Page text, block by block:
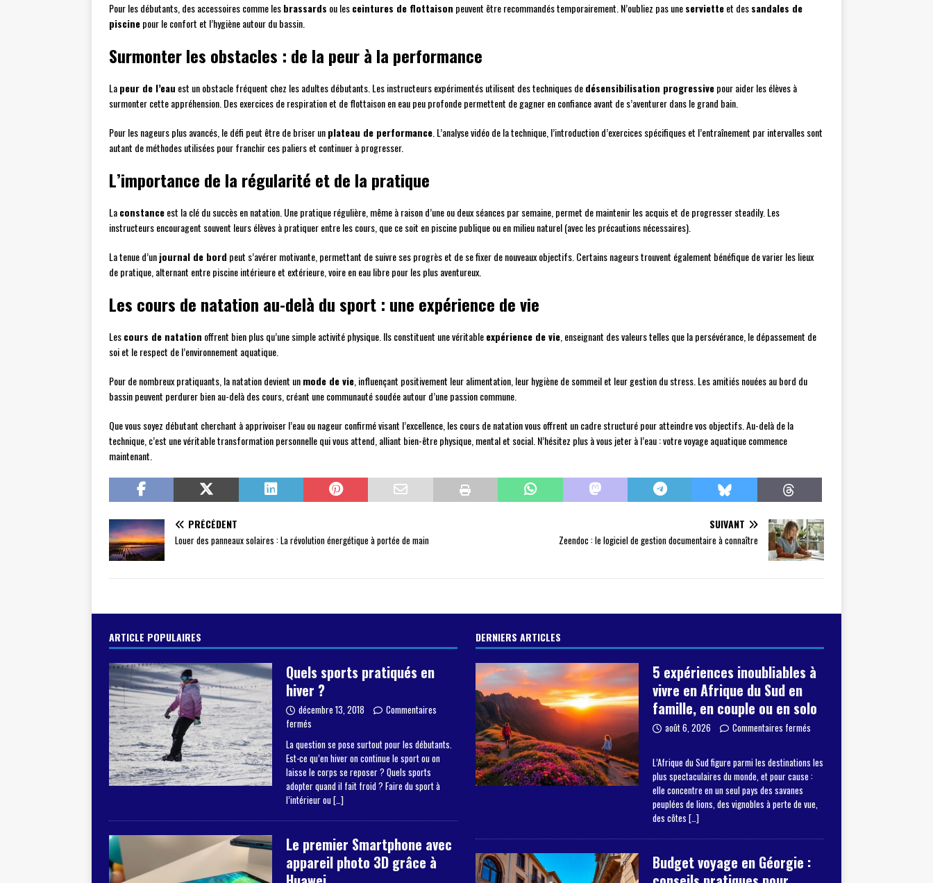
Pour les débutants, des accessoires comme lesbrassards ou lesceintures de flottaison peuvent être recommandés temporairement. N’oubliez pas uneservietteet dessandales de
piscinepour le confort et l’hygiène autour du bassin.
Surmonter les obstacles : de la peur à la performance
Lapeur de l’eau est un obstacle fréquent chez les adultes débutants. Les instructeurs expérimentés utilisent des techniques dedésensibilisation progressivepour aider les élèves à
surmonter cette appréhension. Des exercices de respiration et de flottaison en eau peu profonde permettent de gagner en confiance avant de s’aventurer dans le grand bain.
Pour les nageurs plus avancés, le défi peut être de briser unplateau de performance . L’analyse vidéo de la technique, l’introduction d’exercices spécifiques et l’entraînement par intervalles sont
autant de méthodes utilisées pour franchir ces paliers et continuer à progresser.
L’importance de la régularité et de la pratique
Laconstanceest la clé du succès en natation. Une pratique régulière, même à raison d’une ou deux séances par semaine, permet de maintenir les acquis et de progresser steadily. Les
instructeurs encouragent souvent leurs élèves à pratiquer entre les cours, que ce soit en piscine publique ou en milieu naturel (avec les précautions nécessaires).
La tenue d’unjournal de bord peut s’avérer motivante, permettant de suivre ses progrès et de se fixer de nouveaux objectifs. Certains nageurs trouvent également bénéfique de varier les lieux
de pratique, alternant entre piscine intérieure et extérieure, voire en eau libre pour les plus aventureux.
Les cours de natation au-delà du sport : une expérience de vie
Lescours de natation offrent bien plus qu’une simple activité physique. Ils constituent une véritableexpérience de vie , enseignant des valeurs telles que la persévérance, le dépassement de
soi et le respect de l’environnement aquatique.
Pour de nombreux pratiquants, la natation devient unmode de vie , influençant positivement leur alimentation, leur hygiène de sommeil et leur gestion du stress. Les amitiés nouées au bord du
bassin peuvent perdurer bien au-delà des cours, créant une communauté soudée autour d’une passion commune.
Que vous soyez débutant cherchant à apprivoiser l’eau ou nageur confirmé visant l’excellence, les cours de natation vous offrent un cadre structuré pour atteindre vos objectifs. Au-delà de la
technique, c’est une véritable transformation personnelle qui vous attend, alliant bien-être physique, mental et social. N’hésitez plus à vous jeter à l’eau : votre voyage aquatique commence
maintenant.
PRÉCÉDENT
Louer des panneaux solaires : La révolution énergétique à portée de main
SUIVANT
Zeendoc : le logiciel de gestion documentaire à connaître
ARTICLE POPULAIRES
Quels sports pratiqués en
hiver ?
décembre 13, 2018
Commentaires
fermés
La question se pose surtout pour les débutants.
Est-ce qu’en hiver on continue le sport ou on
laisse le corps se reposer ? Quels sports
adopter quand il fait froid ? Faire du sport à
l’intérieur ou […]
Le premier Smartphone avec
appareil photo 3D grâce à
DERNIERS ARTICLES
5 expériences inoubliables à
vivre en Afrique du Sud en
famille, en couple ou en solo
août 6, 2026 Commentaires fermés
L’Afrique du Sud figure parmi les destinations les
plus spectaculaires du monde, et pour cause :
elle concentre en un seul pays des savanes
peuplées de lions, des vignobles à perte de vue,
des côtes […]
Budget voyage en Géorgie :